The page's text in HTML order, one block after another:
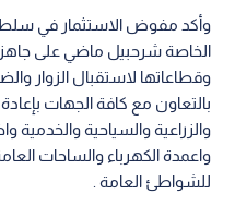
وأكد مفوض الاستثمار في
الخاصة شرحبيل ماضي على
وقطاعاتها لاستقبال الزوار
بالتعاون مع كافة الجهات
والزراعية والسياحية والخدمية
واعمدة الكهرباء والساحات
للشواطئ العامة .